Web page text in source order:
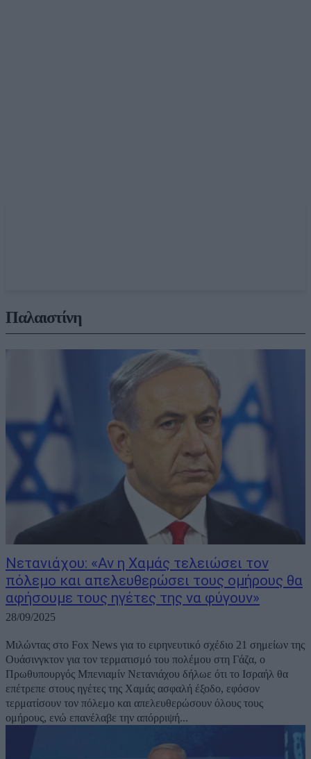
Παλαιστίνη
Νετανιάχου: «Αν η Χαμάς τελειώσει τον
πόλεμο και απελευθερώσει τους ομήρους θα
αφήσουμε τους ηγέτες της να φύγουν»
28/09/2025
Μιλώντας στο Fox News για το ειρηνευτικό σχέδιο 21 σημείων της
Ουάσινγκτον για τον τερματισμό του πολέμου στη Γάζα, ο
Πρωθυπουργός Μπενιαμίν Νετανιάχου δήλωε ότι το Ισραήλ θα
επέτρεπε στους ηγέτες της Χαμάς ασφαλή έξοδο, εφόσον
τερματίσουν τον πόλεμο και απελευθερώσουν όλους τους
ομήρους, ενώ επανέλαβε την απόρριψή...